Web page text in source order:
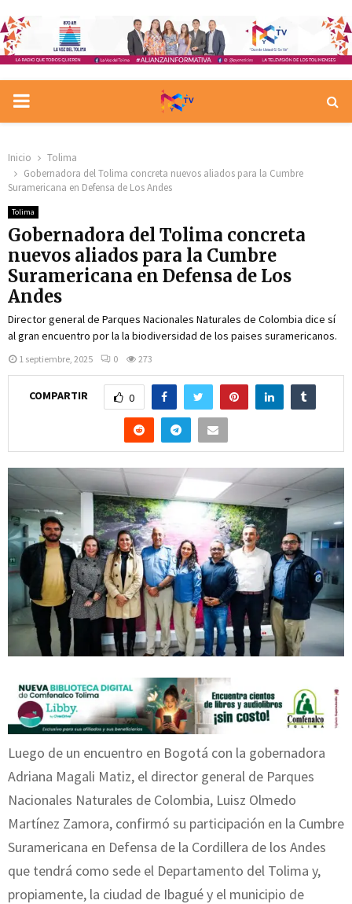
PRIMARY
Inicio
Tolima
Gobernadora del Tolima concreta nuevos aliados para la Cumbre
Suramericana en Defensa de Los Andes
Tolima
Gobernadora del Tolima concreta
nuevos aliados para la Cumbre
Suramericana en Defensa de Los
Andes
Director general de Parques Nacionales Naturales de Colombia dice sí
al gran encuentro por la la biodiversidad de los paises suramericanos.
1 septiembre, 2025 0 273
COMPARTIR 0
Luego de un encuentro en Bogotá con la gobernadora
Adriana Magali Matiz, el director general de Parques
Nacionales Naturales de Colombia, Luisz Olmedo
Martínez Zamora, confirmó su participación en la Cumbre
Suramericana en Defensa de la Cordillera de los Andes
que tendrá como sede el Departamento del Tolima y,
propiamente, la ciudad de Ibagué y el municipio de